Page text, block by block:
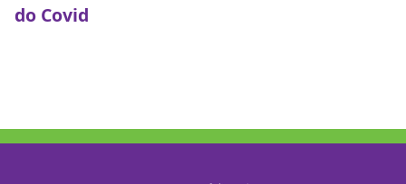
do Covid